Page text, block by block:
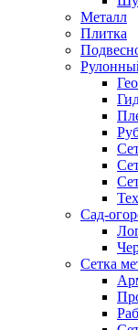
Металл
Плитка
Сад-
Сетка